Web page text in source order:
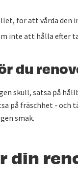
för att vårda den
inte att hålla efter
du
skull, satsa på
på fräschhet - och
smak.
din